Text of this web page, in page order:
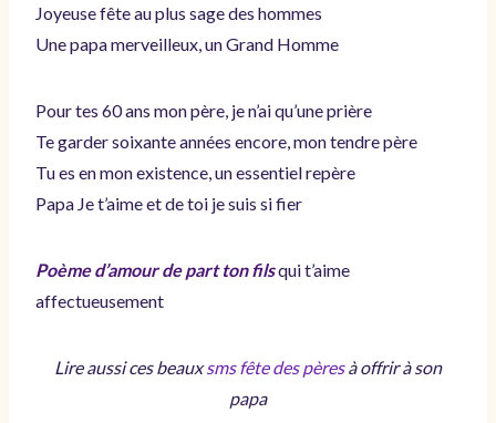
Joyeuse fête au plus sage des hommes
Une papa merveilleux, un Grand Homme
Pour tes 60 ans mon père, je n’ai qu’une prière
Te garder soixante années encore, mon tendre père
Tu es en mon existence, un essentiel repère
Papa Je t’aime et de toi je suis si fier
Poème d’amour de part ton filsqui t’aime
affectueusement
Lire aussi ces beauxsms fête des pèresà offrir à son
papa